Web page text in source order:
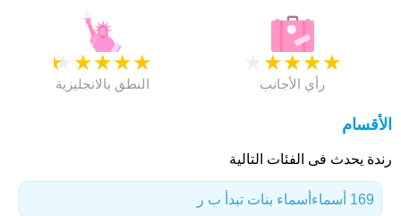
★
★
★
★
★
النطق بالانجليزية
★
★
★
★
رأي الأجانب
الأقسام
رندة يحدث فى الفئات التالية
أسماء بنات تبدأ ب ر 169 أسماء